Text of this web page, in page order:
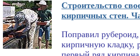
Строительство
кирпичных стен.
Поправил
кирпичную кладку,